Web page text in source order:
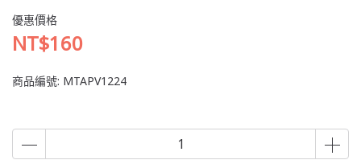
優惠價格
NT$160
商品編號: MTAPV1224